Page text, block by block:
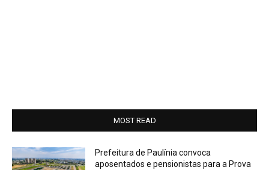
MOST READ
Prefeitura de Paulínia convoca
aposentados e pensionistas para a Prova